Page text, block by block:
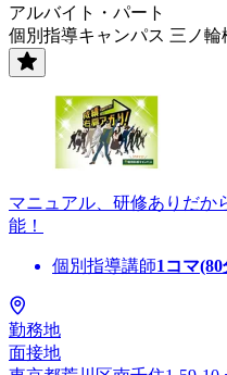
アルバイト・パート
個別指導キャンパス 三ノ輪
マニュアル、研修ありだか
能！
個別指導講師1コマ(80
勤務地
面接地